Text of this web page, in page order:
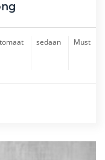
sedaan Must